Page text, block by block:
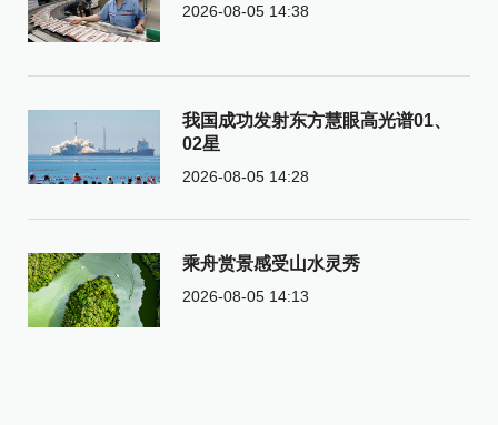
2026-08-05 14:38
我国成功发射东方慧眼高光谱01、
02星
2026-08-05 14:28
乘舟赏景感受山水灵秀
2026-08-05 14:13